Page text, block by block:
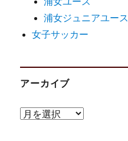
浦女ジュニアユース
女子サッカー
アーカイブ
ア